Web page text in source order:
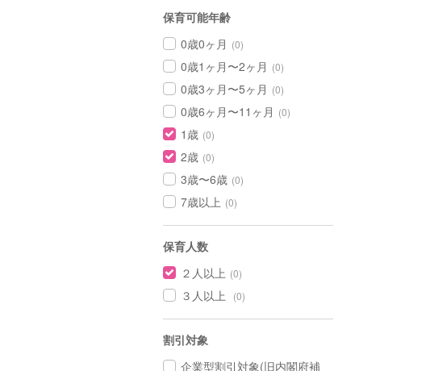
保育可能年齢
0歳0ヶ月 (0)
0歳1ヶ月〜2ヶ月 (0)
0歳3ヶ月〜5ヶ月 (0)
0歳6ヶ月〜11ヶ月 (0)
1歳 (0)
2歳 (0)
3歳〜6歳 (0)
7歳以上 (0)
保育人数
２人以上 (0)
３人以上 (0)
割引対象
企業型割引対象(旧内閣府補